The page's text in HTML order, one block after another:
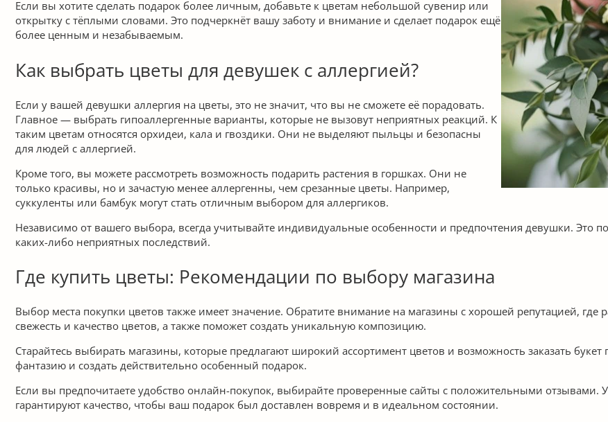
Если вы хотите сделать подарок более личным, добавьте к цветам небольшой сувенир или
открытку с тёплыми словами. Это подчеркнёт вашу заботу и внимание и сделает подарок ещё
более ценным и незабываемым.
Как выбрать цветы для девушек с аллергией?
Если у вашей девушки аллергия на цветы, это не значит, что вы не сможете её порадовать.
Главное — выбрать гипоаллергенные варианты, которые не вызовут неприятных реакций. К
таким цветам относятся орхидеи, кала и гвоздики. Они не выделяют пыльцы и безопасны
для людей с аллергией.
Кроме того, вы можете рассмотреть возможность подарить растения в горшках. Они не
только красивы, но и зачастую менее аллергенны, чем срезанные цветы. Например,
суккуленты или бамбук могут стать отличным выбором для аллергиков.
Независимо от вашего выбора, всегда учитывайте индивидуальные особенности и предпочтения девушки. Это
каких-либо неприятных последствий.
Где купить цветы: Рекомендации по выбору магазина
Выбор места покупки цветов также имеет значение. Обратите внимание на магазины с хорошей репутацией, где
свежесть и качество цветов, а также поможет создать уникальную композицию.
Старайтесь выбирать магазины, которые предлагают широкий ассортимент цветов и возможность заказать
фантазию и создать действительно особенный подарок.
Если вы предпочитаете удобство онлайн-покупок, выбирайте проверенные сайты с положительными отзывами.
гарантируют качество, чтобы ваш подарок был доставлен вовремя и в идеальном состоянии.